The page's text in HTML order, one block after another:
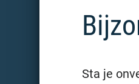
Sta je